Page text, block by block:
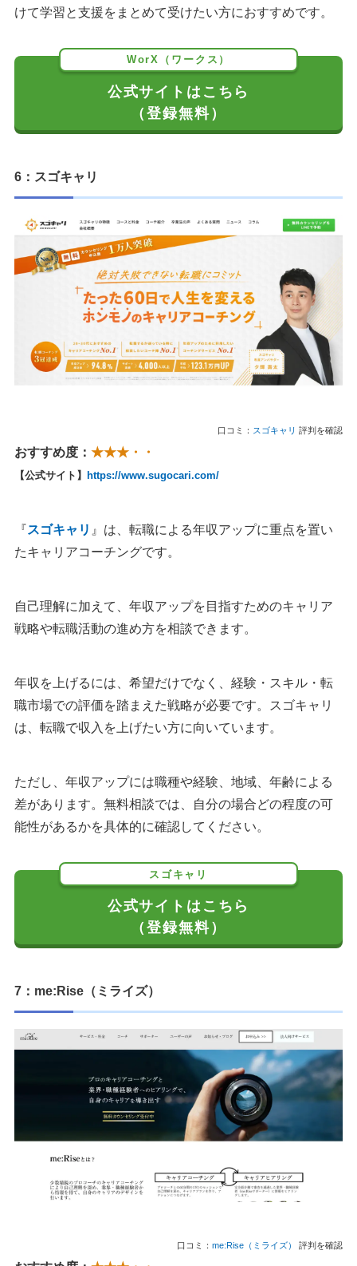
けて学習と支援をまとめて受けたい方におすすめです。
WorX（ワークス）
公式サイトはこちら
（登録無料）
6：スゴキャリ
口コミ： スゴキャリ 評判を確認
おすすめ度： ★★★・・
【公式サイト】 https://www.sugocari.com/
『スゴキャリ 』は、転職による年収アップに重点を置い
たキャリアコーチングです。
自己理解に加えて、年収アップを目指すためのキャリア
戦略や転職活動の進め方を相談できます。
年収を上げるには、希望だけでなく、経験・スキル・転
職市場での評価を踏まえた戦略が必要です。スゴキャリ
は、転職で収入を上げたい方に向いています。
ただし、年収アップには職種や経験、地域、年齢による
差があります。無料相談では、自分の場合どの程度の可
能性があるかを具体的に確認してください。
スゴキャリ
公式サイトはこちら
（登録無料）
7：me:Rise（ミライズ）
口コミ： me:Rise（ミライズ） 評判を確認